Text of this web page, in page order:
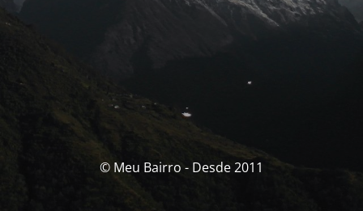
© Meu Bairro - Desde 2011